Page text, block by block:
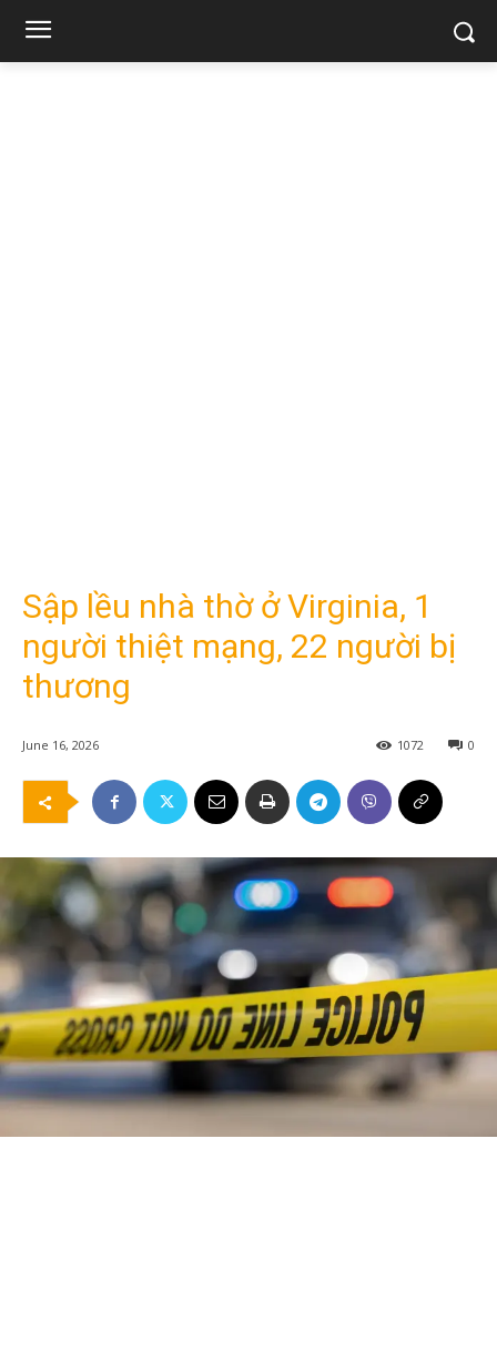
Sập lều nhà thờ ở Virginia, 1
người thiệt mạng, 22 người bị
thương
June 16, 2026 0
1072